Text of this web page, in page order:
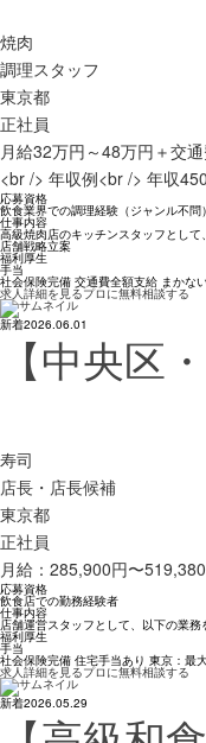
焼肉
調理スタッフ
東京都
正社員
月給32万円～48万円＋交
<br /> 年収例<br /> 年収
応募資格
飲食業界での調理経験（ジャンル不問）
仕事内容
高級焼肉店のキッチンスタッフとし
店舗戦略立案
福利厚生
手当
社会保険完備 交通費全額支給 まかな
求人詳細を見るプロに無料相談する
新着2026.06.01
【中央区
寿司
店長・店長候補
東京都
正社員
月給：285,900円〜
応募資格
飲食店での勤務経験者
仕事内容
店舗運営スタッフとして、以下の業
福利厚生
手当
社会保険完備 住宅手当あり 東京：最
求人詳細を見るプロに無料相談する
新着2026.05.29